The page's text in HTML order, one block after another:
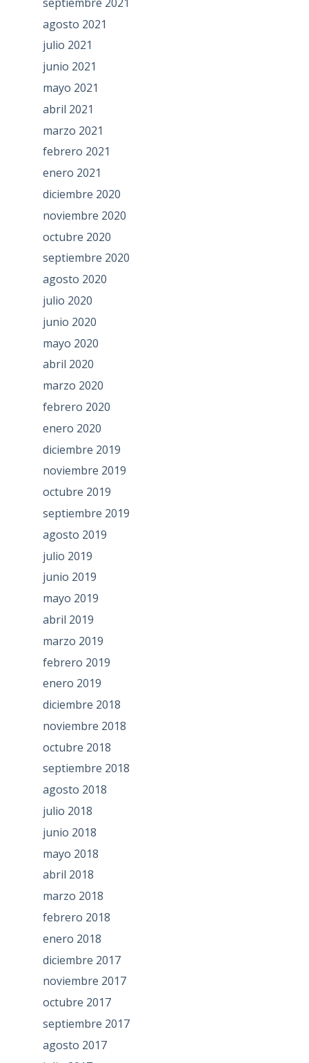
agosto 2021
julio 2021
junio 2021
mayo 2021
abril 2021
marzo 2021
febrero 2021
enero 2021
diciembre 2020
noviembre 2020
octubre 2020
septiembre 2020
agosto 2020
julio 2020
junio 2020
mayo 2020
abril 2020
marzo 2020
febrero 2020
enero 2020
diciembre 2019
noviembre 2019
octubre 2019
septiembre 2019
agosto 2019
julio 2019
junio 2019
mayo 2019
abril 2019
marzo 2019
febrero 2019
enero 2019
diciembre 2018
noviembre 2018
octubre 2018
septiembre 2018
agosto 2018
julio 2018
junio 2018
mayo 2018
abril 2018
marzo 2018
febrero 2018
enero 2018
diciembre 2017
noviembre 2017
octubre 2017
septiembre 2017
agosto 2017